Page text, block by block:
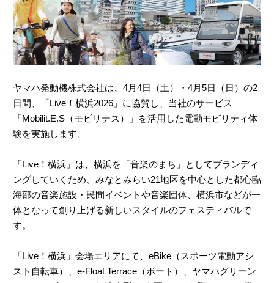
ヤマハ発動機株式会社は、4月4日（土）・4月5日（日）の2
日間、「Live！横浜2026」に協賛し、当社のサービス
「Mobilit.E.S（モビリテス）」を活用した電動モビリティ体
験を実施します。
「Live！横浜」は、横浜を「音楽のまち」としてブランディ
ングしていくため、みなとみらい21地区を中心とした都心臨
海部の音楽施設・民間イベントや音楽団体、横浜市などが一
体となって創り上げる新しいスタイルのフェスティバルで
す。
「Live！横浜」会場エリアにて、eBike（スポーツ電動アシ
スト自転車）、e-Float Terrace（ボート）、ヤマハグリーン